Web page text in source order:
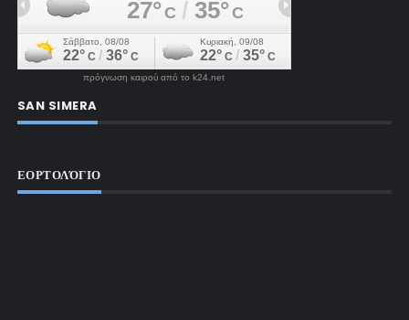
πρόγνωση καιρού από το k24.net
SAN SIMERA
ΕΟΡΤΟΛΌΓΙΟ